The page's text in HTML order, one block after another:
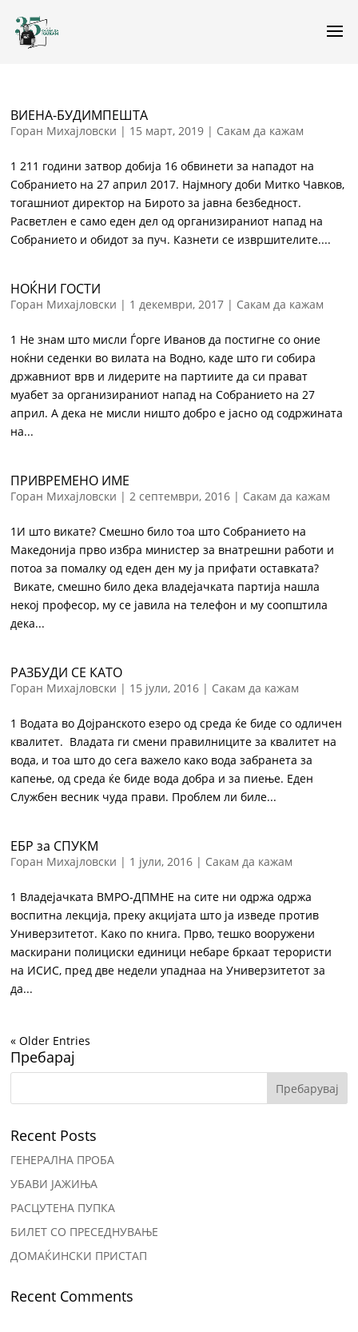
ВИЕНА-БУДИМПЕШТА
Горан Михајловски | 15 март, 2019 | Сакам да кажам
1 211 години затвор добија 16 обвинети за нападот на
Собранието на 27 април 2017. Најмногу доби Митко Чавков,
тогашниот директор на Бирото за јавна безбедност.
Расветлен е само еден дел од организираниот напад на
Собранието и обидот за пуч. Казнети се извршителите....
НОЌНИ ГОСТИ
Горан Михајловски | 1 декември, 2017 | Сакам да кажам
1 Не знам што мисли Ѓорге Иванов да постигне со оние
ноќни седенки во вилата на Водно, каде што ги собира
државниот врв и лидерите на партиите да си прават
муабет за организираниот напад на Собранието на 27
април. А дека не мисли ништо добро е јасно од содржината
на...
ПРИВРЕМЕНО ИМЕ
Горан Михајловски |2 септември, 2016 | Сакам да кажам
1И што викате? Смешно било тоа што Собранието на
Македонија прво избра министер за внатрешни работи и
потоа за помалку од еден ден му ја прифати оставката?
Викате, смешно било дека владејачката партија нашла
некој професор, му се јавила на телефон и му соопштила
дека...
РАЗБУДИ СЕ КАТО
Горан Михајловски | 15 јули, 2016 | Сакам да кажам
1 Водата во Дојранското езеро од среда ќе биде со одличен
квалитет. Владата ги смени правилниците за квалитет на
вода, и тоа што до сега важело како вода забранета за
капење, од среда ќе биде вода добра и за пиење. Еден
Службен весник чуда прави. Проблем ли биле...
ЕБР за СПУКМ
Горан Михајловски | 1 јули, 2016 | Сакам да кажам
1 Владејачката ВМРО-ДПМНЕ на сите ни одржа одржа
воспитна лекција, преку акцијата што ја изведе против
Универзитетот. Како по книга. Прво, тешко вооружени
маскирани полициски единици небаре бркаат терористи
на ИСИС, пред две недели упаднаа на Универзитетот за
да...
« Older Entries
Пребарај
Recent Posts
ГЕНЕРАЛНА ПРОБА
УБАВИ ЈАЖИЊА
РАСЦУТЕНА ПУПКА
БИЛЕТ СО ПРЕСЕДНУВАЊЕ
ДОМАЌИНСКИ ПРИСТАП
Recent Comments